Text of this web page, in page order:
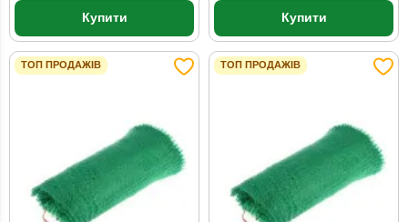
Купити Купити
ТОП ПРОДАЖІВ ТОП ПРОДАЖІВ